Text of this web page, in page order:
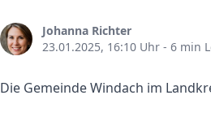
Johanna Richter
23.01.2025, 16:10 Uhr - 6 min
Die Gemeinde Windach im